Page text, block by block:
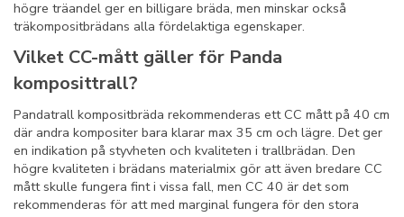
högre träandel ger en billigare bräda, men minskar också
träkompositbrädans alla fördelaktiga egenskaper.
Vilket CC-mått gäller för Panda
komposittrall?
Pandatrall kompositbräda rekommenderas ett CC mått på 40 cm
där andra kompositer bara klarar max 35 cm och lägre. Det ger
en indikation på styvheten och kvaliteten i trallbrädan. Den
högre kvaliteten i brädans materialmix gör att även bredare CC
mått skulle fungera fint i vissa fall, men CC 40 är det som
rekommenderas för att med marginal fungera för den stora